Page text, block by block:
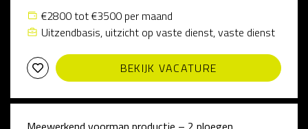
€2800 tot €3500 per maand
Uitzendbasis, uitzicht op vaste dienst, vaste dienst
BEKIJK VACATURE